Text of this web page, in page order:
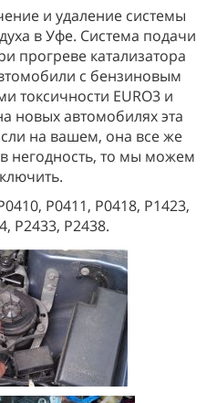
и удаление системы
в Уфе. Система подачи
прогреве катализатора
с бензиновым
токсичности EURO3 и
новых автомобилях эта
на вашем, она все же
негодность, то мы можем
P0411, P0418, P1423,
P2433, P2438.